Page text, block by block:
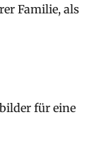
Familie, als
für eine